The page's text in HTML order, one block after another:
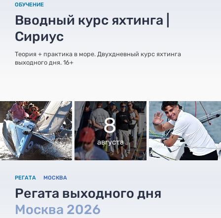
ОБУЧЕНИЕ
Вводный курс яхтинга |
Сириус
Теория + практика в море. Двухдневный курс яхтинга
выходного дня. 16+
8
августа
РЕГАТА МОСКВА
Регата выходного дня
Москва 2026